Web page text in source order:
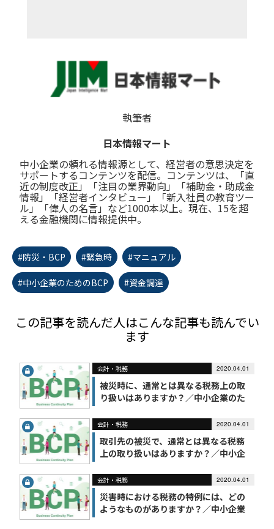
執筆者
日本情報マート
中小企業の頼れる情報源として、経営者の意思決定を
サポートするコンテンツを配信。コンテンツは、「直
近の制度改正」「注目の業界動向」「補助金・助成金
情報」「経営者インタビュー」「新入社員の教育ツー
ル」「偉人の名言」など1000本以上。現在、15を超
える金融機関に情報提供中。
#防災・BCP #緊急時 #マニュアル
#中小企業のためのBCP #資金調達
この記事を読んだ人はこんな記事も読んでい
ます
会計・税務 2020.04.01
被災時に、通常とは異なる税務上の取
り扱いはありますか？／中小企業のた
会計・税務 2020.04.01
取引先の被災で、通常とは異なる税務
上の取り扱いはありますか？／中小企
会計・税務 2020.04.01
災害時における税務の特例には、どの
ようなものがありますか？／中小企業